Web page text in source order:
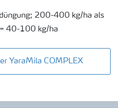
200-400 kg/ha als
40-100 kg/ha
YaraMila COMPLEX